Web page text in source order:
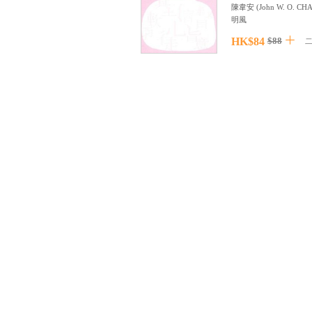
陳韋安 (John W. O.
明風
HK$84 $88